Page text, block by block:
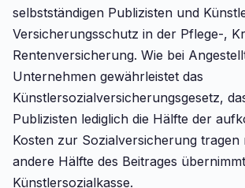
selbstständigen Publizisten und
Versicherungsschutz in der Pflege-,
Rentenversicherung. Wie bei
Unternehmen gewährleistet das
Künstlersozialversicherungsgesetz,
Publizisten lediglich die Hälfte der
Kosten zur Sozialversicherung tragen
andere Hälfte des Beitrages
Künstlersozialkasse.